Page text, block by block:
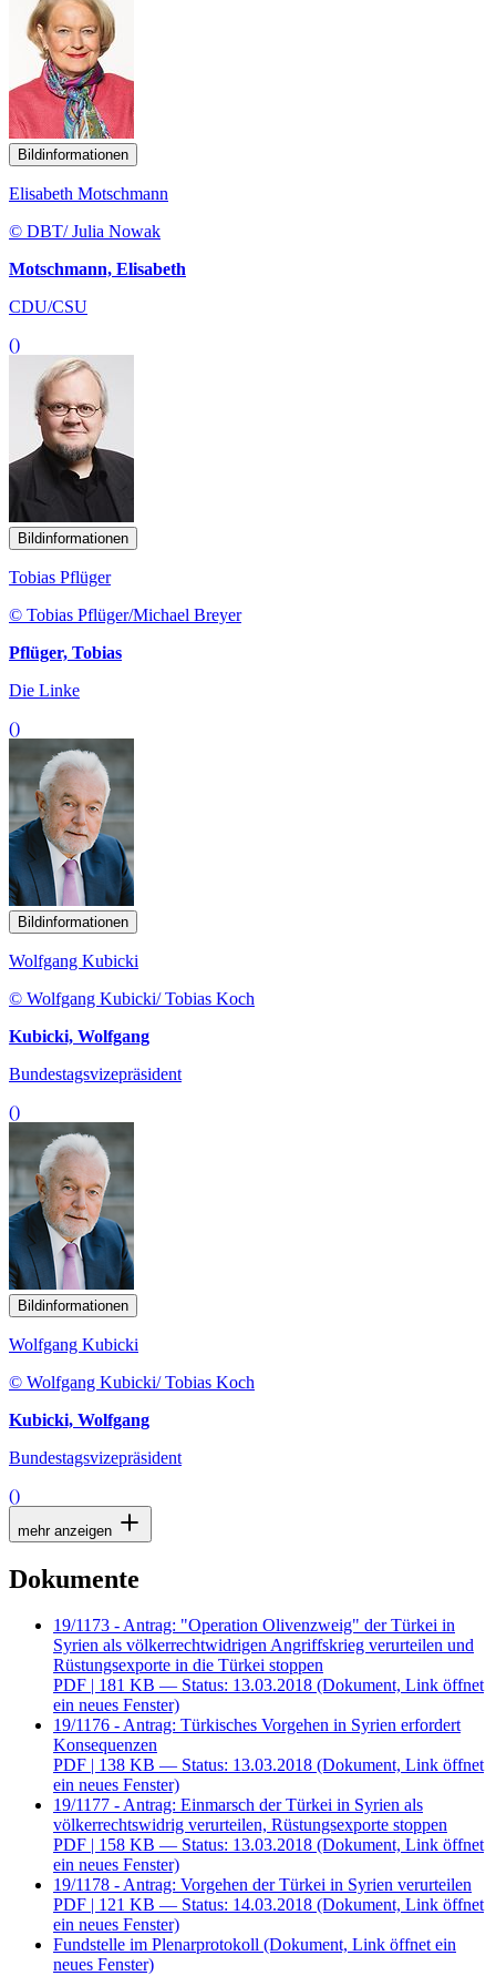
Bildinformationen
Elisabeth Motschmann
© DBT/ Julia Nowak
Motschmann, Elisabeth
CDU/CSU
()
Bildinformationen
Tobias Pflüger
© Tobias Pflüger/Michael Breyer
Pflüger, Tobias
Die Linke
()
Bildinformationen
Wolfgang Kubicki
© Wolfgang Kubicki/ Tobias Koch
Kubicki, Wolfgang
Bundestagsvizepräsident
()
Bildinformationen
Wolfgang Kubicki
© Wolfgang Kubicki/ Tobias Koch
Kubicki, Wolfgang
Bundestagsvizepräsident
()
mehr anzeigen
Dokumente
19/1173 - Antrag: "Operation Olivenzweig" der Türkei in
Syrien als völkerrechtwidrigen Angriffskrieg verurteilen und
Rüstungsexporte in die Türkei stoppen
PDF | 181 KB — Status: 13.03.2018 (Dokument, Link öffnet
ein neues Fenster)
19/1176 - Antrag: Türkisches Vorgehen in Syrien erfordert
Konsequenzen
PDF | 138 KB — Status: 13.03.2018 (Dokument, Link öffnet
ein neues Fenster)
19/1177 - Antrag: Einmarsch der Türkei in Syrien als
völkerrechtswidrig verurteilen, Rüstungsexporte stoppen
PDF | 158 KB — Status: 13.03.2018 (Dokument, Link öffnet
ein neues Fenster)
19/1178 - Antrag: Vorgehen der Türkei in Syrien verurteilen
PDF | 121 KB — Status: 14.03.2018 (Dokument, Link öffnet
ein neues Fenster)
Fundstelle im Plenarprotokoll (Dokument, Link öffnet ein
neues Fenster)